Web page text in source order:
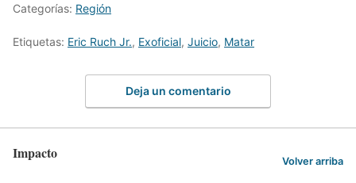
Categorías: Región
Etiquetas: Eric Ruch Jr., Exoficial, Juicio, Matar
Deja un comentario
Impacto Volver arriba